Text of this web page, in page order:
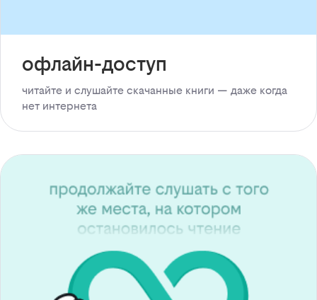
офлайн-доступ
читайте и слушайте скачанные книги — даже когда
нет интернета